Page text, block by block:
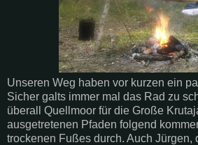
Unseren Weg haben vor kurzen ein
Sicher galts immer mal das Rad zu
überall Quellmoor für die Große
ausgetretenen Pfaden folgend
trockenen Fußes durch. Auch Jürgen,